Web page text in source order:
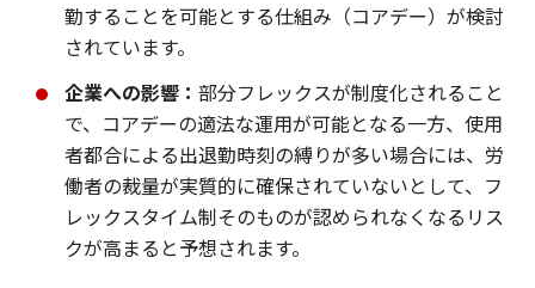
勤することを可能とする仕組み（コアデー）が検討
されています。
企業への影響： 部分フレックスが制度化されること
で、コアデーの適法な運用が可能となる一方、使用
者都合による出退勤時刻の縛りが多い場合には、労
働者の裁量が実質的に確保されていないとして、フ
レックスタイム制そのものが認められなくなるリス
クが高まると予想されます。